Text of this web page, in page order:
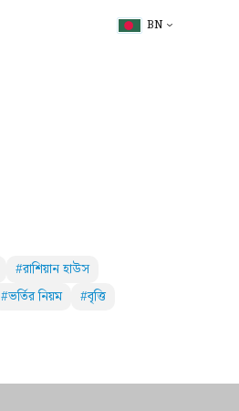
BN
#রাশিয়ান হাউস
#ভর্তির নিয়ম #বৃত্তি